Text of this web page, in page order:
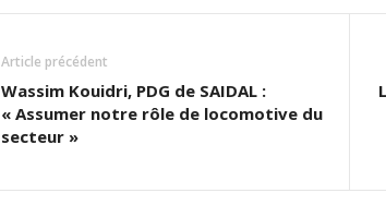
Article précédent
Wassim Kouidri, PDG de SAIDAL :
« Assumer notre rôle de locomotive du
secteur »